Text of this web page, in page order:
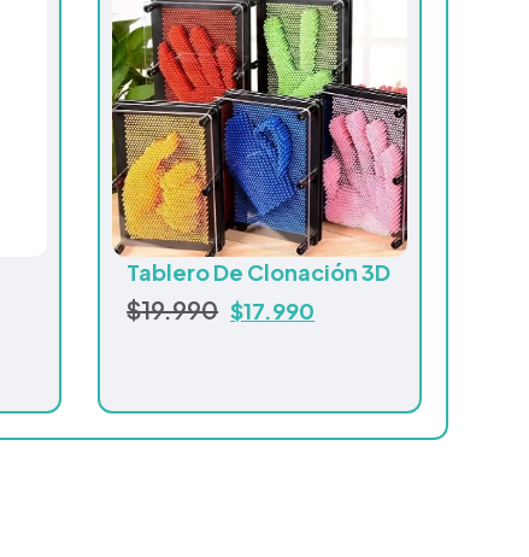
Tablero De Clonación 3D
$19.990 $17.990